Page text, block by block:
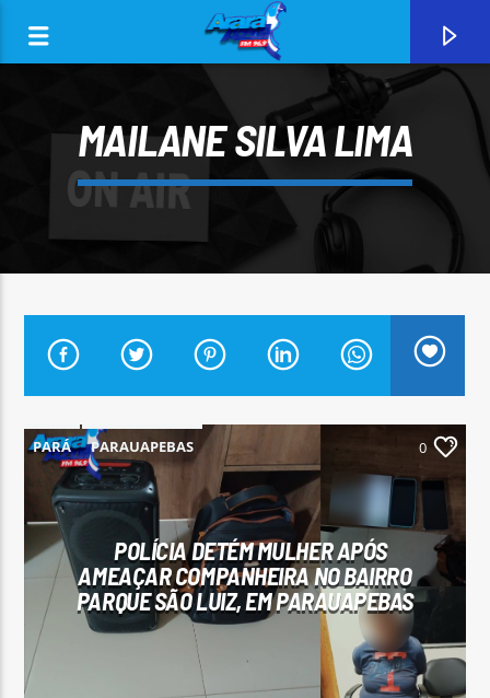
ARARA AZUL FM 96,9
Arara Azul FM
MAILANE SILVA LIMA
PARÁ PARAUAPEBAS 0
POLÍCIA DETÉM MULHER APÓS
AMEAÇAR COMPANHEIRA NO BAIRRO
PARQUE SÃO LUIZ, EM PARAUAPEBAS